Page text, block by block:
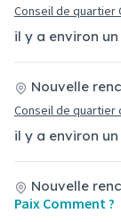
il y a environ un
Conseil de quartier
il y a environ un
Nouvelle
Conseil de quartier
Nouvelle
Paix Comment ?